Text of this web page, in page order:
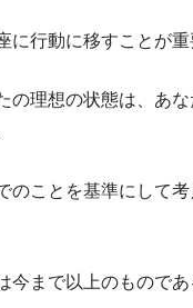
に行動に移すことが重
の理想の状態は、あ
のことを基準にして
今まで以上のものであ